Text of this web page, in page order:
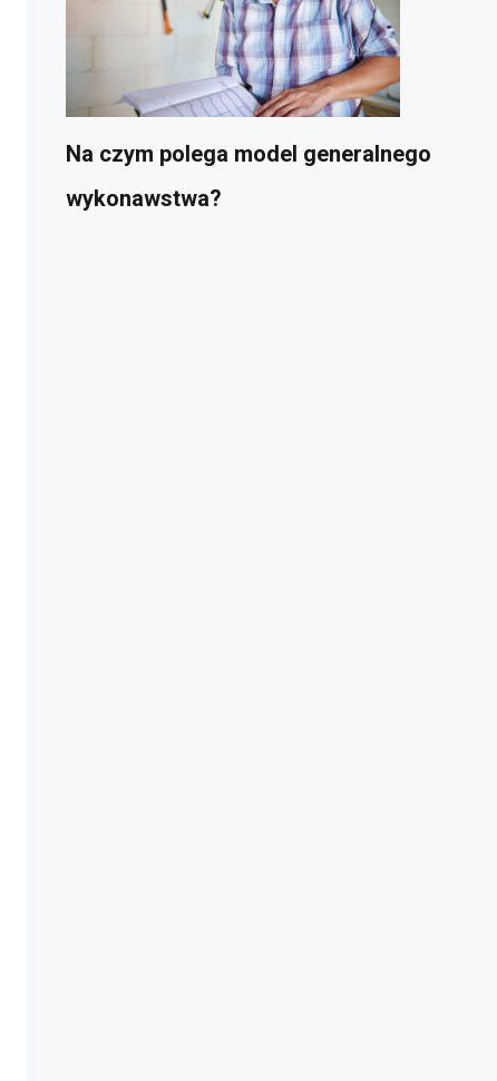
Na czym polega model generalnego
wykonawstwa?